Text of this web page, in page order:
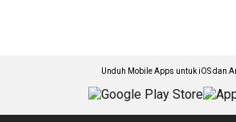
Unduh Mobile Apps untuk iOS dan